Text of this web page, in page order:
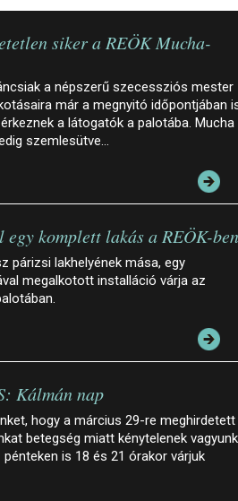
siker a REÖK Mucha-
a népszerű szecessziós mester
már a megnyitó időpontjában
a látogatók a palotába. Mucha
szemlesütve…
komplett lakás a REÖK-ben
párizsi lakhelyének mása, egy
megalkotott installáció várja az
Kálmán nap
hogy a március 29-re meghirdetett
betegség miatt kénytelenek vagyunk
is 18 és 21 órakor várjuk